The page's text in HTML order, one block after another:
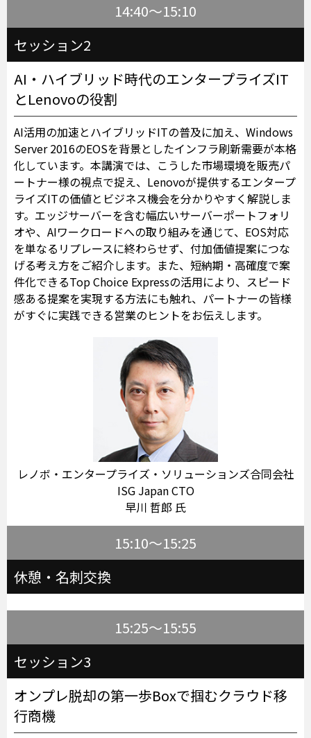
14:40～15:10
セッション2
AI・ハイブリッド時代のエンタープライズIT
とLenovoの役割
AI活用の加速とハイブリッドITの普及に加え、Windows
Server 2016のEOSを背景としたインフラ刷新需要が本格
化しています。本講演では、こうした市場環境を販売パ
ートナー様の視点で捉え、Lenovoが提供するエンタープ
ライズITの価値とビジネス機会を分かりやすく解説しま
す。エッジサーバーを含む幅広いサーバーポートフォリ
オや、AIワークロードへの取り組みを通じて、EOS対応
を単なるリプレースに終わらせず、付加価値提案につな
げる考え方をご紹介します。また、短納期・高確度で案
件化できるTop Choice Expressの活用により、スピード
感ある提案を実現する方法にも触れ、パートナーの皆様
がすぐに実践できる営業のヒントをお伝えします。
レノボ・エンタープライズ・ソリューションズ合同会社
ISG Japan CTO
早川 哲郎 氏
15:10～15:25
休憩・名刺交換
15:25～15:55
セッション3
オンプレ脱却の第一歩――Boxで掴むクラウド移
行商機